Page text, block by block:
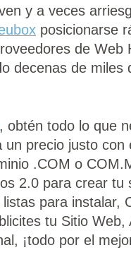
y a veces
posicionarse
de Web
decenas de miles
, obtén todo lo que
un precio justo con
.COM o
2.0 para crear tu
para instalar,
tu Sitio
¡todo por el